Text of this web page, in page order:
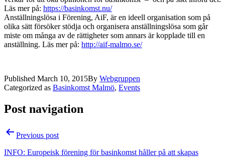
Läs mer på: https://basinkomst.nu/
Anställningslösa i Förening, AiF, är en ideell organisation som på
olika sätt försöker stödja och organisera anställningslösa som går
miste om många av de rättigheter som annars är kopplade till en
anställning. Läs mer på: http://aif-malmo.se/
Published March 10, 2015By Webgruppen
Categorized as Basinkomst Malmö, Events
Post navigation
Previous post
INFO: Europeisk förening för basinkomst håller på att skapas